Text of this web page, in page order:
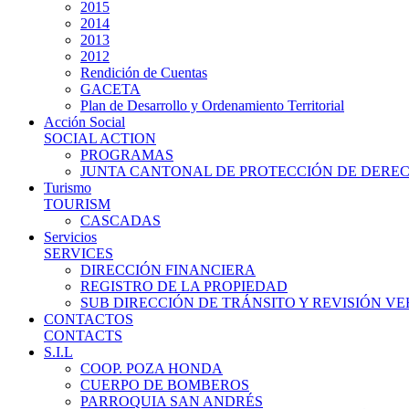
2015
2014
2013
2012
Rendición de Cuentas
GACETA
Plan de Desarrollo y Ordenamiento Territorial
Acción Social
SOCIAL ACTION
PROGRAMAS
JUNTA CANTONAL DE PROTECCIÓN DE
Turismo
TOURISM
CASCADAS
Servicios
SERVICES
DIRECCIÓN FINANCIERA
REGISTRO DE LA PROPIEDAD
SUB DIRECCIÓN DE TRÁNSITO Y REVISIÓN
CONTACTOS
CONTACTS
S.I.L
COOP. POZA HONDA
CUERPO DE BOMBEROS
PARROQUIA SAN ANDRÉS